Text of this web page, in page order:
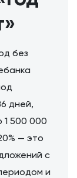
без
дней,
1 500 000
— это
с
и